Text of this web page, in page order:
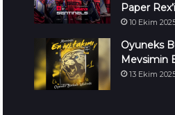
Paper
10 Ekim
Oyuneks
Mevsimin
13 Ekim